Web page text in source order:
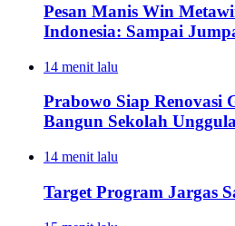
Pesan Manis Win
Indonesia: Sampai
14 menit lalu
Prabowo Siap Renovasi
Bangun Sekolah
14 menit lalu
Target Program Jargas